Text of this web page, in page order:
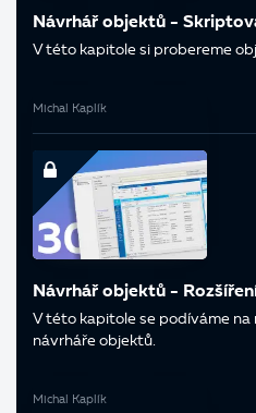
Návrhář objektů -
V této kapitole si probereme
Michal Kaplík
Návrhář objektů -
V této kapitole se podíváme na
návrháře objektů.
Michal Kaplík